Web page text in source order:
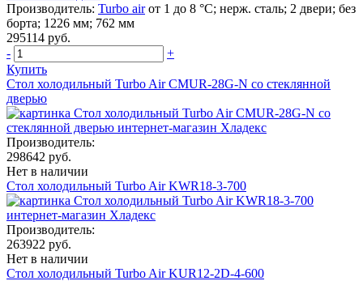
Производитель: Turbo air от 1 до 8 °С; нерж. сталь; 2 двери; без
борта; 1226 мм; 762 мм
295114 руб.
-
+
Купить
Стол холодильный Turbo Air CMUR-28G-N со стеклянной
дверью
Производитель:
298642 руб.
Нет в наличии
Стол холодильный Turbo Air KWR18-3-700
Производитель:
263922 руб.
Нет в наличии
Стол холодильный Turbo Air KUR12-2D-4-600